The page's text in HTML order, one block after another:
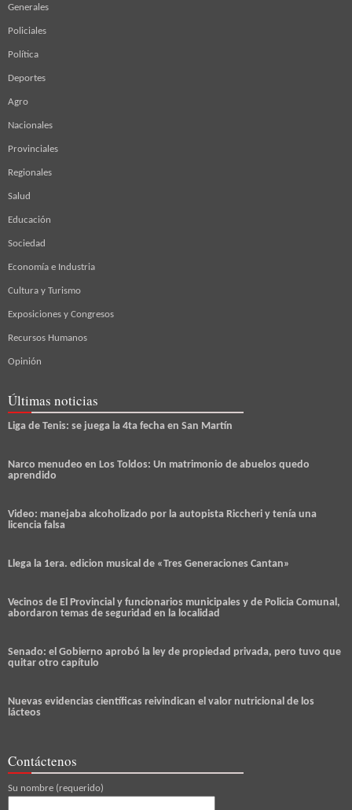
Generales
Policiales
Política
Deportes
Agro
Nacionales
Provinciales
Regionales
Salud
Educación
Sociedad
Economía e Industria
Cultura y Turismo
Exposiciones y Congresos
Recursos Humanos
Opinión
Últimas noticias
Liga de Tenis: se juega la 4ta fecha en San Martín
Narco menudeo en Los Toldos: Un matrimonio de abuelos quedo
aprendido
Video: manejaba alcoholizado por la autopista Riccheri y tenía una
licencia falsa
Llega la 1era. edicion musical de «Tres Generaciones Cantan»
Vecinos de El Provincial y funcionarios municipales y de Policia Comunal,
abordaron temas de seguridad en la localidad
Senado: el Gobierno aprobó la ley de propiedad privada, pero tuvo que
quitar otro capítulo
Nuevas evidencias científicas reivindican el valor nutricional de los
lácteos
Contáctenos
Su nombre (requerido)